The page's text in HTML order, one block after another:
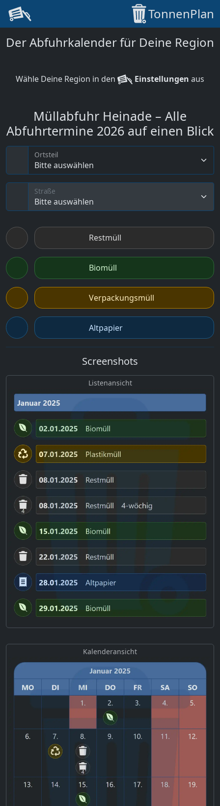
TonnenPlan
Der Abfuhrkalender für Deine Region
Wähle Deine Region in den Einstellungen aus
Müllabfuhr Heinade – Alle
Abfuhrtermine 2026 auf einen Blick
Bitte auswählen
Ortsteil
Bitte auswählen
Straße
Restmüll
Biomüll
Verpackungsmüll
Altpapier
Screenshots
Listenansicht
Kalenderansicht